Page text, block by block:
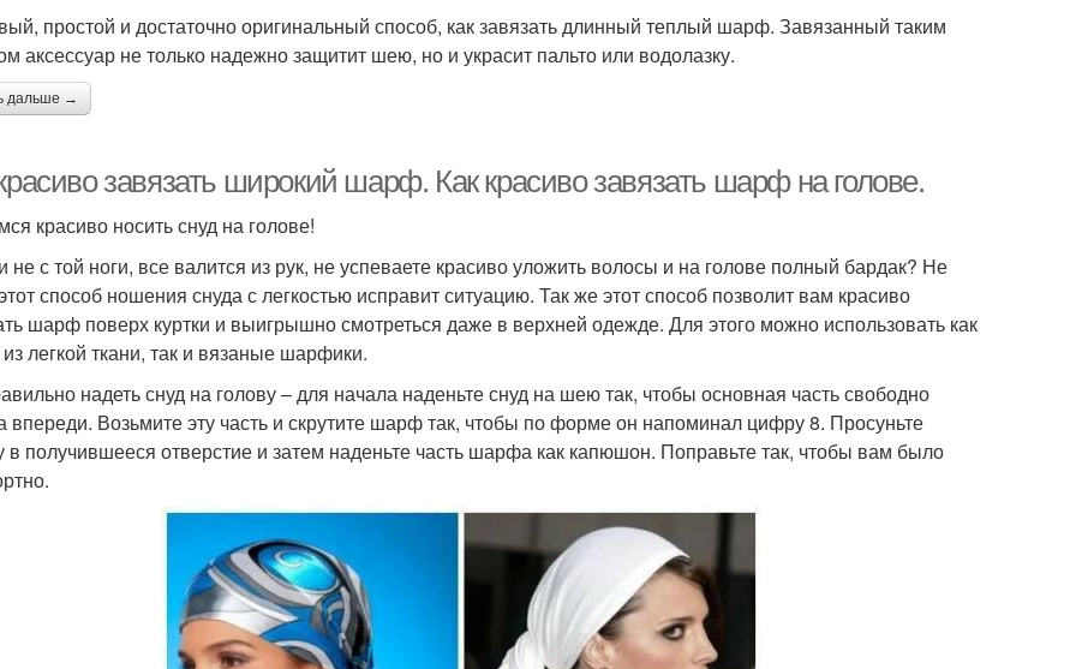
простой и достаточно оригинальный способ, как завязать длинный теплый шарф. Завязанный таким
аксессуар не только надежно защитит шею, но и украсит пальто или водолазку.
дальше →
завязать широкий шарф. Как красиво завязать шарф на голове.
красиво носить снуд на голове!
не с той ноги, все валится из рук, не успеваете красиво уложить волосы и на голове полный бардак? Не
способ ношения снуда с легкостью исправит ситуацию. Так же этот способ позволит вам красиво
шарф поверх куртки и выигрышно смотреться даже в верхней одежде. Для этого можно использовать как
легкой ткани, так и вязаные шарфики.
надеть снуд на голову – для начала наденьте снуд на шею так, чтобы основная часть свободно
впереди. Возьмите эту часть и скрутите шарф так, чтобы по форме он напоминал цифру 8. Просуньте
в получившееся отверстие и затем наденьте часть шарфа как капюшон. Поправьте так, чтобы вам было